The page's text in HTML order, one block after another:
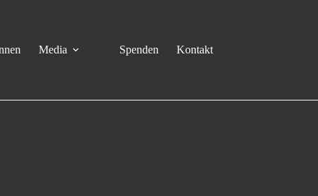
Media Spenden Kontakt